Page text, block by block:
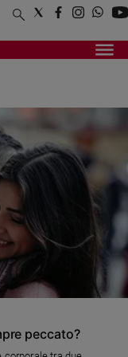
peccato?